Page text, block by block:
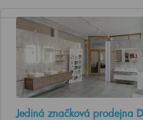
Jediná značková prodejna